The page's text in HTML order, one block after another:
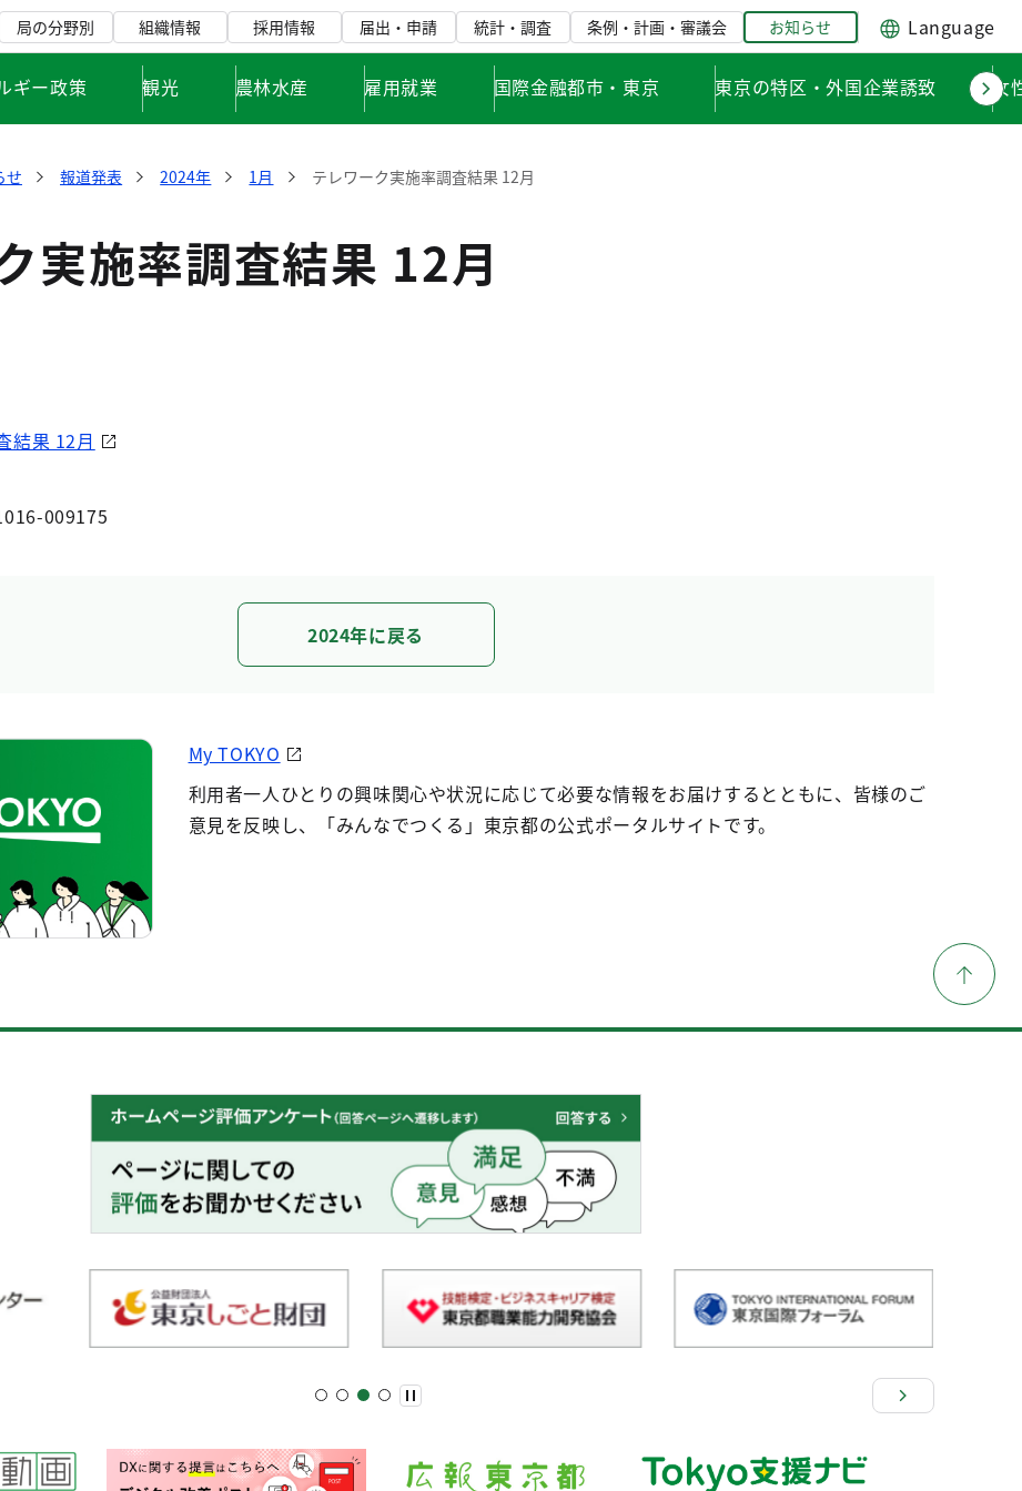
局の分野別 組織情報 採用情報 届出・申請 統計・調査 条例・計画・審議会 お知らせ Language
ギー政策 観光 農林水産 雇用就業 国際金融都市・東京 東京の特区・外国企業誘致 女
せ 報道発表 2024年 1月 テレワーク実施率調査結果 12月
実施率調査結果 12月
結果 12月
009175
2024年に戻る
My TOKYO
利用者一人ひとりの興味関心や状況に応じて必要な情報をお届けするとともに、皆様のご
意見を反映し、「みんなでつくる」東京都の公式ポータルサイトです。